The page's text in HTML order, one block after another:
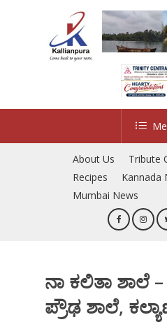
About Us Tribute
Recipes
Kannada
Mumbai News
ನಾ ಕಲಿತಾ ಶಾಲೆ
ಪ್ರೌಢ ಶಾಲೆ,